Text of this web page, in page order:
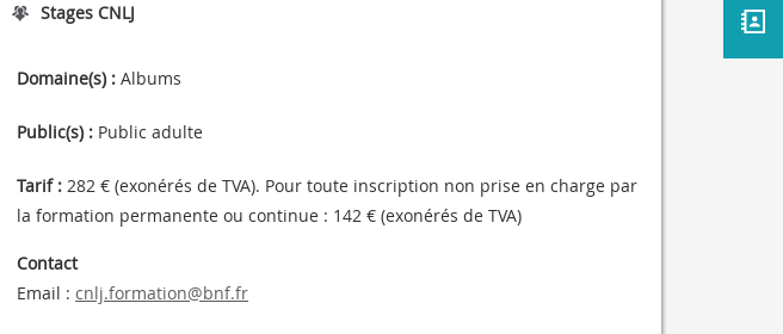
Stages CNLJ
Domaine(s) : Albums
Public(s) : Public adulte
Tarif : 282 € (exonérés de TVA). Pour toute inscription non prise en charge par
la formation permanente ou continue : 142 € (exonérés de TVA)
Contact
Email : cnlj.formation@bnf.fr